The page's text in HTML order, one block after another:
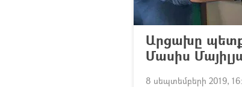
Արցախը
Մասիս
8 սեպտեմբերի 2019,